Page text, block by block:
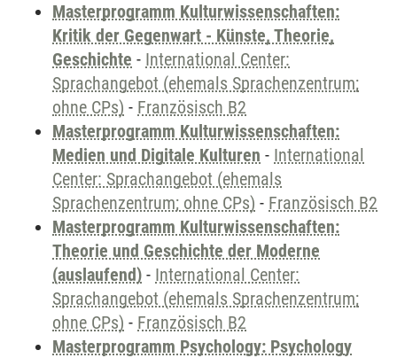
Masterprogramm Kulturwissenschaften:
Kritik der Gegenwart - Künste, Theorie,
Geschichte - International Center:
Sprachangebot (ehemals Sprachenzentrum;
ohne CPs) - Französisch B2
Masterprogramm Kulturwissenschaften:
Medien und Digitale Kulturen - International
Center: Sprachangebot (ehemals
Sprachenzentrum; ohne CPs) - Französisch B2
Masterprogramm Kulturwissenschaften:
Theorie und Geschichte der Moderne
(auslaufend) - International Center:
Sprachangebot (ehemals Sprachenzentrum;
ohne CPs) - Französisch B2
Masterprogramm Psychology: Psychology